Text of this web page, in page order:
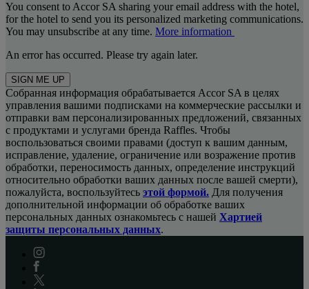
You consent to Accor SA sharing your email address with the hotel,
for the hotel to send you its personalized marketing communications.
You may unsubscribe at any time. More information
An error has occurred. Please try again later.
SIGN ME UP
Собранная информация обрабатывается Accor SA в целях
управления вашими подписками на коммерческие рассылки и
отправки вам персонализированных предложений, связанных
с продуктами и услугами бренда Raffles. Чтобы
воспользоваться своими правами (доступ к вашим данным,
исправление, удаление, ограничение или возражение против
обработки, переносимость данных, определение инструкций
относительно обработки ваших данных после вашей смерти),
пожалуйста, воспользуйтесь этой формой. Для получения
дополнительной информации об обработке ваших
персональных данных ознакомьтесь с нашей Хартией
защиты персональных данных.